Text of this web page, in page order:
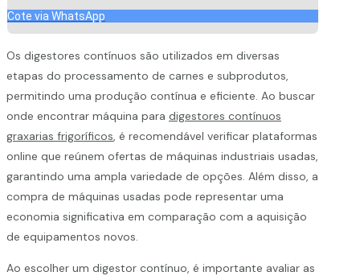
Cote via WhatsApp
Os digestores contínuos são utilizados em diversas
etapas do processamento de carnes e subprodutos,
permitindo uma produção contínua e eficiente. Ao buscar
onde encontrar máquina para digestores contínuos
graxarias frigoríficos, é recomendável verificar plataformas
online que reúnem ofertas de máquinas industriais usadas,
garantindo uma ampla variedade de opções. Além disso, a
compra de máquinas usadas pode representar uma
economia significativa em comparação com a aquisição
de equipamentos novos.
Ao escolher um digestor contínuo, é importante avaliar as